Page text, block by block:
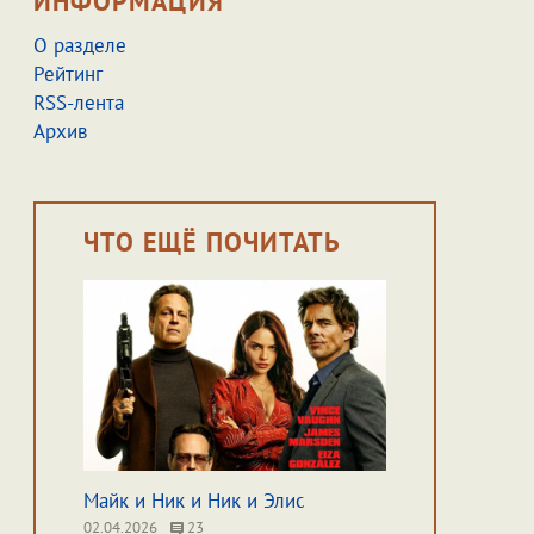
О разделе
Рейтинг
RSS-лента
Архив
ЧТО ЕЩЁ ПОЧИТАТЬ
Майк и Ник и Ник и Элис
02.04.2026 23